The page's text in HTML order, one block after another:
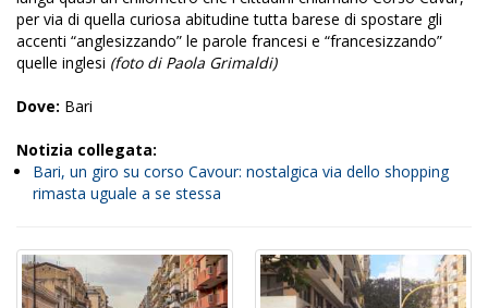
per via di quella curiosa abitudine tutta barese di spostare gli
accenti “anglesizzando” le parole francesi e “francesizzando”
quelle inglesi (foto di Paola Grimaldi)
Dove: Bari
Notizia collegata:
Bari, un giro su corso Cavour: nostalgica via dello shopping
rimasta uguale a se stessa